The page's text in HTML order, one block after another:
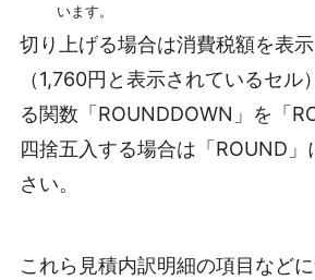
います。
切り上げる場合は消費税額を表
（1,760円と表示されているセル
る関数「ROUNDDOWN」を「
四捨五入する場合は「ROUND」
さい。
これら見積内訳明細の項目などに